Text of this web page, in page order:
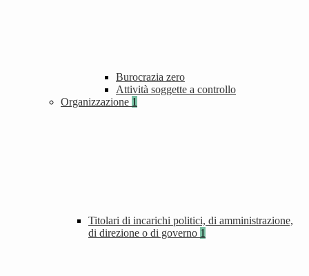
Burocrazia zero
Attività soggette a controllo
Organizzazione 1
Titolari di incarichi politici, di amministrazione,
di direzione o di governo 1